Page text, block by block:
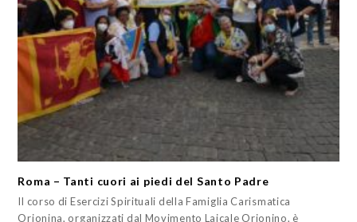
Roma – Tanti cuori ai piedi del Santo Padre
Il corso di Esercizi Spirituali della Famiglia Carismatica
Orionina, organizzati dal Movimento Laicale Orionino, è